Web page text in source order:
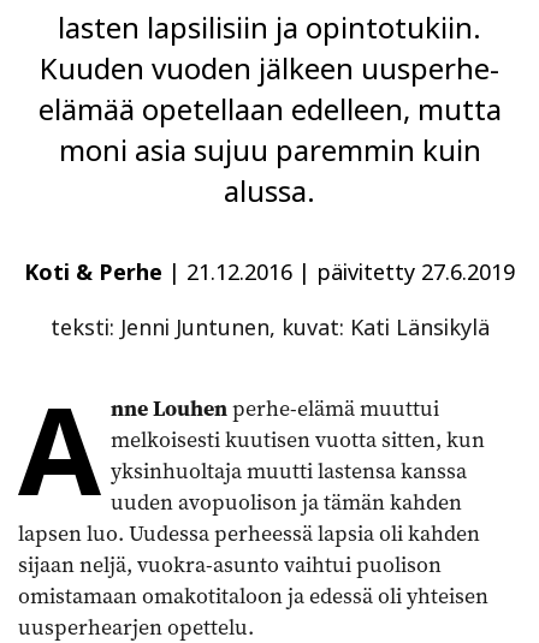
lasten lapsilisiin ja opintotukiin.
Kuuden vuoden jälkeen uusperhe-
elämää opetellaan edelleen, mutta
moni asia sujuu paremmin kuin
alussa.
Koti & Perhe | 21.12.2016 | päivitetty 27.6.2019
teksti: Jenni Juntunen, kuvat: Kati Länsikylä
A nne Louhenperhe-elämä muuttui
melkoisesti kuutisen vuotta sitten, kun
yksinhuoltaja muutti lastensa kanssa
uuden avopuolison ja tämän kahden
lapsen luo. Uudessa perheessä lapsia oli kahden
sijaan neljä, vuokra-asunto vaihtui puolison
omistamaan omakotitaloon ja edessä oli yhteisen
uusperhearjen opettelu.